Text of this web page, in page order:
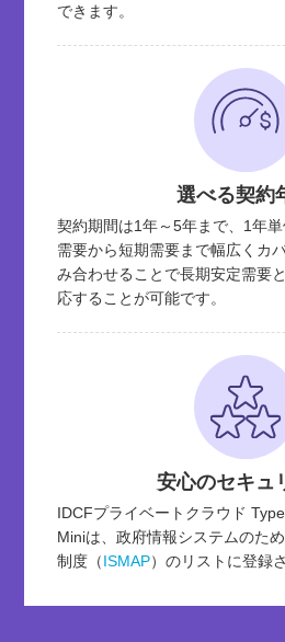
できます。
選べる契約
契約期間は1年～5年まで、1年
需要から短期需要まで幅広くカ
み合わせることで長期安定需要
応することが可能です。
安心のセキュ
IDCFプライベートクラウド
Miniは、政府情報システムのた
制度（ISMAP）のリストに登録